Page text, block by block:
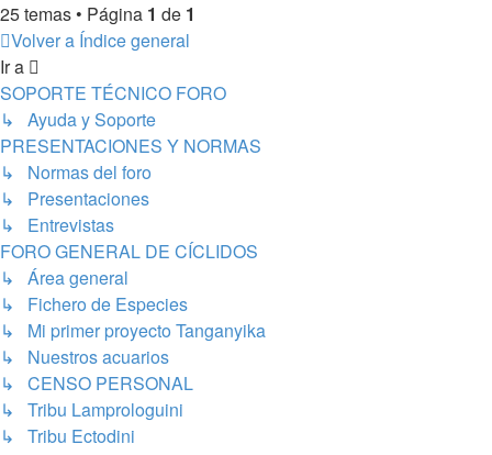
25 temas • Página 1 de 1
Volver a Índice general
Ir a
SOPORTE TÉCNICO FORO
↳ Ayuda y Soporte
PRESENTACIONES Y NORMAS
↳ Normas del foro
↳ Presentaciones
↳ Entrevistas
FORO GENERAL DE CÍCLIDOS
↳ Área general
↳ Fichero de Especies
↳ Mi primer proyecto Tanganyika
↳ Nuestros acuarios
↳ CENSO PERSONAL
↳ Tribu Lamprologuini
↳ Tribu Ectodini